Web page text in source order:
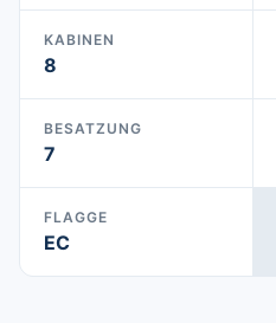
KABINEN
8
BESATZUNG
7
FLAGGE
EC